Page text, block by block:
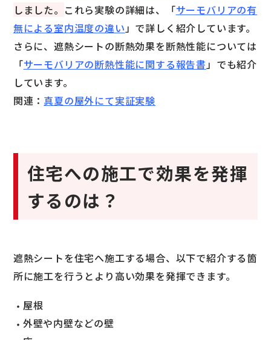
しました。 これら実験の詳細は、「サーモバリアの有
無による室内温度の違い」で詳しく紹介しています。
さらに、遮熱シートの断熱効果を断熱性能については
「サーモバリアの断熱性能に関する報告書」でも紹介
しています。
関連： 真夏の屋外にて実証実験
住宅への施工で効果を発揮
するのは？
遮熱シートを住宅へ施工する場合、以下で紹介する箇
所に施工を行うとより高い効果を発揮できます。
屋根
外壁や内壁などの壁